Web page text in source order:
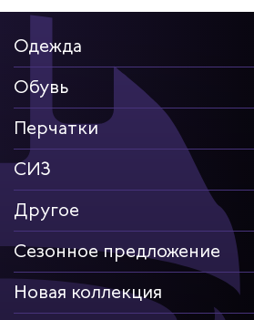
Одежда
Обувь
Перчатки
СИЗ
Другое
Сезонное предложение
Новая коллекция